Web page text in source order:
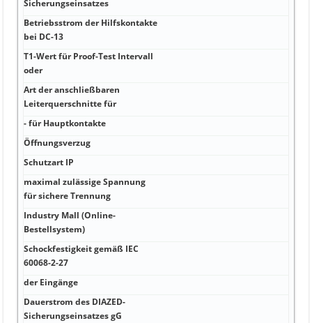
Sicherungseinsatzes
Betriebsstrom der Hilfskontakte
bei DC-13
T1-Wert für Proof-Test Intervall
oder
Art der anschließbaren
Leiterquerschnitte für
- für Hauptkontakte
Öffnungsverzug
Schutzart IP
maximal zulässige Spannung
für sichere Trennung
Industry Mall (Online-
Bestellsystem)
Schockfestigkeit gemäß IEC
60068-2-27
der Eingänge
Dauerstrom des DIAZED-
Sicherungseinsatzes gG